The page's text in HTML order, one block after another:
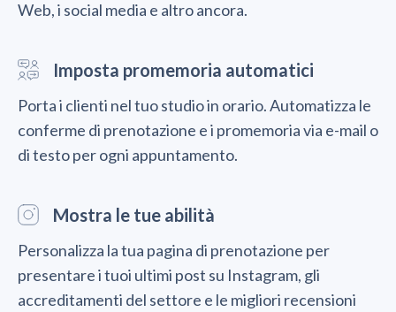
Web, i social media e altro ancora.
Imposta promemoria automatici
Porta i clienti nel tuo studio in orario. Automatizza le
conferme di prenotazione e i promemoria via e-mail o
di testo per ogni appuntamento.
Mostra le tue abilità
Personalizza la tua pagina di prenotazione per
presentare i tuoi ultimi post su Instagram, gli
accreditamenti del settore e le migliori recensioni